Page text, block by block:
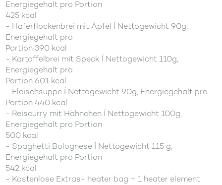
Energiegehalt pro Portion
425 kcal
- Haferflockenbrei mit Äpfel Í Nettogewicht 90g,
Energiegehalt pro
Portion 390 kcal
- Kartoffelbrei mit Speck Í Nettogewicht 110g,
Energiegehalt pro
Portion 601 kcal
- Fleischsuppe Í Nettogewicht 90g, Energiegehalt pro
Portion 440 kcal
- Reiscurry mit Hähnchen Í Nettogewicht 100g,
Energiegehalt pro Portion
500 kcal
- Spaghetti Bolognese Í Nettogewicht 115 g,
Energiegehalt pro Portion
542 kcal
- Kostenlose Extras- heater bag + 1 heater element